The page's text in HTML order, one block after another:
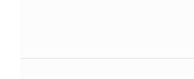
Beitragsnavigation